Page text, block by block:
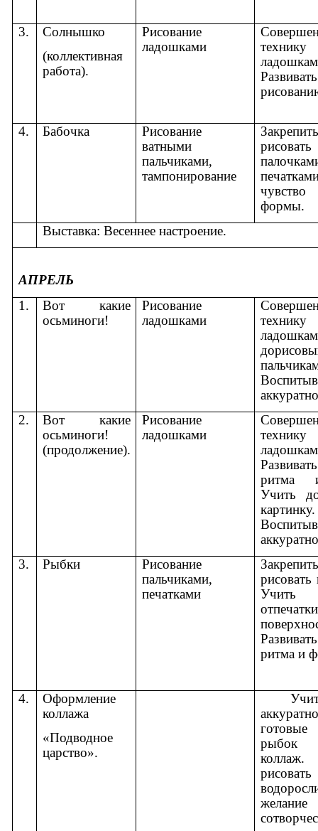
3.
Солнышко
(коллективная
работа).
Рисование
ладошками
технику
4. Бабочка
Рисование
ватными
пальчиками,
тампонирование
формы.
Выставка: Весеннее настроение.
АПРЕЛЬ
1.
Вот какие
осьминоги!
Рисование
ладошками
технику
2.
Вот какие
осьминоги!
(продолжение).
Рисование
ладошками
технику
ритма
Учить
картинку.
3.
Рыбки
Рисование
пальчиками,
печатками
рисовать
Учить
ритма и
4.
Оформление
коллажа
«Подводное
царство».
рыбок
желание